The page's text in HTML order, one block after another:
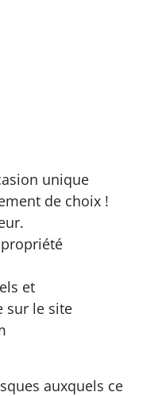
unique
de choix !
et
sur le site
auxquels ce